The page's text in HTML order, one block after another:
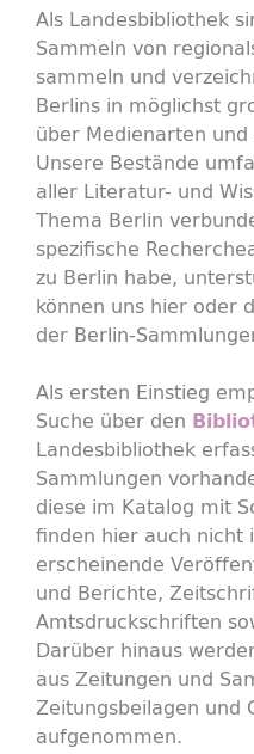
Als Landesbibliothek
Sammeln von
sammeln und
Berlins in möglichst
über Medienarten
Unsere Bestände
aller Literatur- und
Thema Berlin
spezifische
zu Berlin habe,
können uns hier oder
der Berlin-
Als ersten Einstieg
Suche über den
Landesbibliothek
Sammlungen
diese im Katalog mit
finden hier auch nicht
erscheinende
und Berichte,
Amtsdruckschriften
Darüber hinaus
aus Zeitungen und
Zeitungsbeilagen und
aufgenommen.